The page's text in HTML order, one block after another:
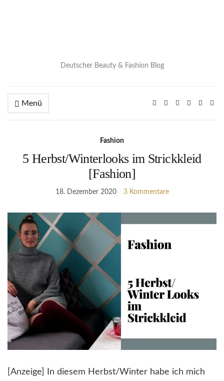
Deutscher Beauty & Fashion Blog
Menü
Fashion
5 Herbst/Winterlooks im Strickkleid
[Fashion]
18. Dezember 2020 3 Kommentare
[Anzeige] In diesem Herbst/Winter habe ich mich